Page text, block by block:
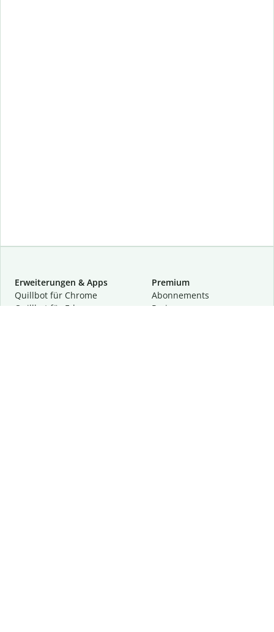
Erweiterungen & Apps
Quillbot für Chrome
Quillbot für Edge
Premium
Abon­ne­ments
Preise